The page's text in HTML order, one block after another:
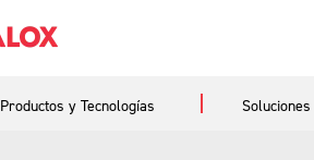
Productos y Tecnologías Soluciones